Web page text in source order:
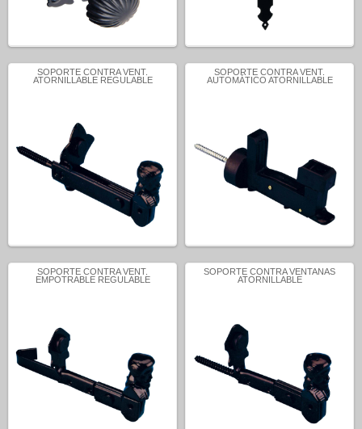
SOPORTE CONTRA VENT.
ATORNILLABLE REGULABLE
SOPORTE CONTRA VENT.
AUTOMÁTICO ATORNILLABLE
SOPORTE CONTRA VENT.
EMPOTRABLE REGULABLE
SOPORTE CONTRA VENTANAS
ATORNILLABLE